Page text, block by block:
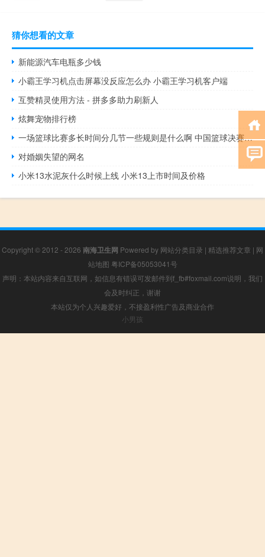
猜你想看的文章
新能源汽车电瓶多少钱
小霸王学习机点击屏幕没反应怎么办 小霸王学习机客户端
互赞精灵使用方法 - 拼多多助力刷新人
炫舞宠物排行榜
一场篮球比赛多长时间分几节一些规则是什么啊 中国篮球决赛什么时间
对婚姻失望的网名
小米13水泥灰什么时候上线 小米13上市时间及价格
Copyright © 2012 - 2026 南海卫生网 Powered by 网站分类目录 | 精选推荐文章 | 网
站地图 粤ICP备05053041号
声明：本站内容来自互联网，如信息有错误可发邮件到f_fb#foxmail.com说明，我们
会及时纠正，谢谢
本站仅为个人兴趣爱好，不接盈利性广告及商业合作
小男孩